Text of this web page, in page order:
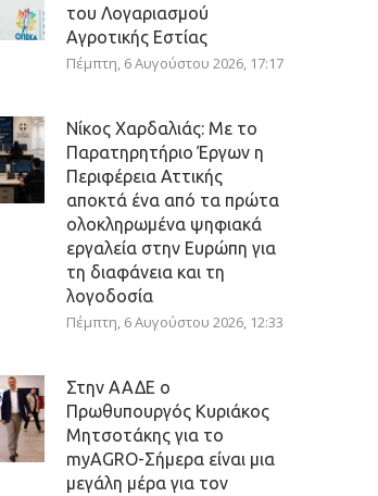
του Λογαριασμού
Αγροτικής Εστίας
Πέμπτη, 6 Αυγούστου 2026, 17:17
Νίκος Χαρδαλιάς: Με το
Παρατηρητήριο Έργων η
Περιφέρεια Αττικής
αποκτά ένα από τα πρώτα
ολοκληρωμένα ψηφιακά
εργαλεία στην Ευρώπη για
τη διαφάνεια και τη
λογοδοσία
Πέμπτη, 6 Αυγούστου 2026, 12:33
Στην ΑΑΔΕ ο
Πρωθυπουργός Κυριάκος
Μητσοτάκης για το
myAGRO-Σήμερα είναι μια
μεγάλη μέρα για τον